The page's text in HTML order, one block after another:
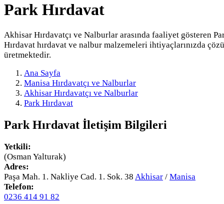
Park Hırdavat
Akhisar Hırdavatçı ve Nalburlar arasında faaliyet gösteren
Hırdavat hırdavat ve nalbur malzemeleri ihtiyaçlarınızda
üretmektedir.
Ana Sayfa
Manisa Hırdavatçı ve Nalburlar
Akhisar Hırdavatçı ve Nalburlar
Park Hırdavat
Park Hırdavat İletişim Bilgileri
Yetkili:
(Osman Yalturak)
Adres:
Paşa Mah. 1. Nakliye Cad. 1. Sok. 38 Akhisar / Manisa
Telefon:
0236 414 91 82